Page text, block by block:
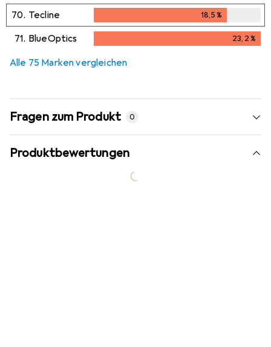
70. Tecline 18,5%
71. BlueOptics 23,2%
Alle 75 Marken vergleichen
Fragen zum Produkt 0
Produktbewertungen